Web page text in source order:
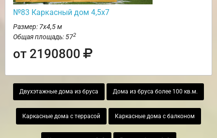
№83 Каркасный дом 4,5х7
Размер: 7х4,5 м
Общая площадь: 572
от 2190800
Двухэтажные дома из бруса Дома из бруса более 100 кв.м.
Каркасные дома с террасой Каркасные дома с балконом